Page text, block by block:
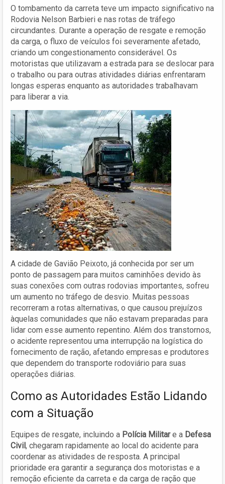
O tombamento da carreta teve um impacto significativo na
Rodovia Nelson Barbieri e nas rotas de tráfego
circundantes. Durante a operação de resgate e remoção
da carga, o fluxo de veículos foi severamente afetado,
criando um congestionamento considerável. Os
motoristas que utilizavam a estrada para se deslocar para
o trabalho ou para outras atividades diárias enfrentaram
longas esperas enquanto as autoridades trabalhavam
para liberar a via.
A cidade de Gavião Peixoto, já conhecida por ser um
ponto de passagem para muitos caminhões devido às
suas conexões com outras rodovias importantes, sofreu
um aumento no tráfego de desvio. Muitas pessoas
recorreram a rotas alternativas, o que causou prejuízos
àquelas comunidades que não estavam preparadas para
lidar com esse aumento repentino. Além dos transtornos,
o acidente representou uma interrupção na logística do
fornecimento de ração, afetando empresas e produtores
que dependem do transporte rodoviário para suas
operações diárias.
Como as Autoridades Estão Lidando
com a Situação
Equipes de resgate, incluindo a Polícia Militare a Defesa
Civil, chegaram rapidamente ao local do acidente para
coordenar as atividades de resposta. A principal
prioridade era garantir a segurança dos motoristas e a
remoção eficiente da carreta e da carga de ração que